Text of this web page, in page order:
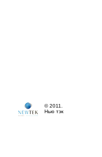
© 2011.
Нью тэк